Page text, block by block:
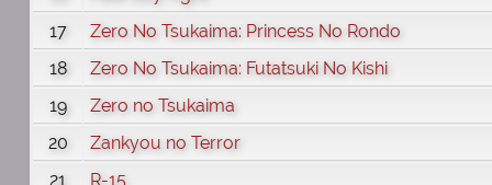
17
Zero No Tsukaima: Princess No Rondo
18
Zero No Tsukaima: Futatsuki No Kishi
19
Zero no Tsukaima
20
Zankyou no Terror
21
R-15